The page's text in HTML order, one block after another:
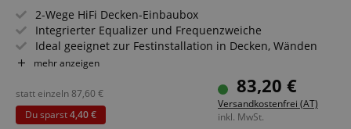
2-Wege HiFi Decken-Einbaubox
Integrierter Equalizer und Frequenzweiche
Ideal geeignet zur Festinstallation in Decken, Wänden
und Fahrzeugen
Belastbarkeit: 40/80/160 Watt (RMS/MusikLeistung/Peak)
5,25" (133 mm) Gewebe-Woofer, 0,75" (19 mm) Titanium-
Kalotten-Hochtöner
mehr anzeigen
83,20 €
Versandkostenfrei (AT)
inkl. MwSt.
statt einzeln87,60 €
Du sparst4,40 €